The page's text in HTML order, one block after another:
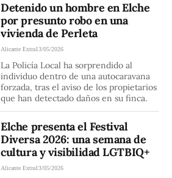
Detenido un hombre en Elche
por presunto robo en una
vivienda de Perleta
Alicante Extra13/05/2026
La Policía Local ha sorprendido al
individuo dentro de una autocaravana
forzada, tras el aviso de los propietarios
que han detectado daños en su finca.
Elche presenta el Festival
Diversa 2026: una semana de
cultura y visibilidad LGTBIQ+
Alicante Extra13/05/2026